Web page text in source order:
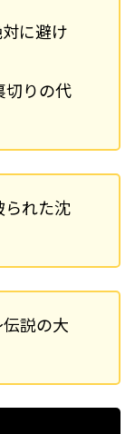
に避け
切りの代
られた沈
説の大